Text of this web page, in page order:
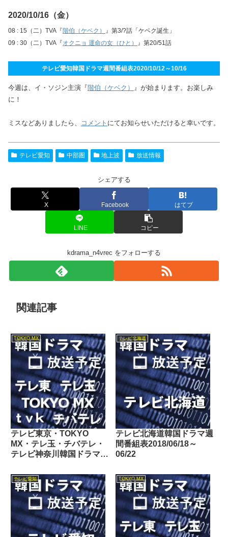
2020/10/16（金）
08 : 15（二）TVA『階伯（ケベク） 』第3/?話「ケベク誕生」
09 : 30（二）TVA『オクニョ 運命の女（ひと） 』第20/51話
テレビ愛知韓国ドラマ週間番組表2020/10/12～10/16
今週は、イ・ソジン主演『階伯（ケベク） 』が始まります。お楽しみ
に！
ミスなどありましたら、 コメント にてお知らせいただけると幸いです。
テレビ愛知 中部圏 地上波 放送情報
シェアする
X Facebook はてブ
LINE コピー
kdrama_n4vrec をフォローする
関連記事
TOKYO MX
テレビ東京・TOKYO
MX・テレ玉・チバテレ・
テレビ神奈川韓国ドラマ週
06/03
テレビ北海道
テレビ北海道韓国ドラマ週
間番組表2018/06/18～
06/22
テレビ愛知 TOKYO MX